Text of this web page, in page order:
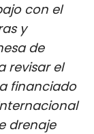
con el
y
de
revisar el
financiado
drenaje